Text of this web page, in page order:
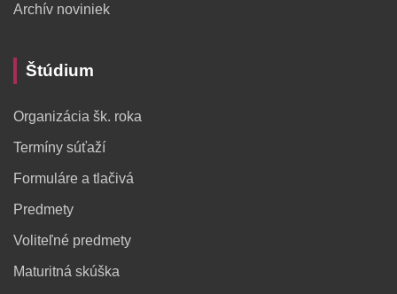
Archív noviniek
Štúdium
Organizácia šk. roka
Termíny súťaží
Formuláre a tlačivá
Predmety
Voliteľné predmety
Maturitná skúška